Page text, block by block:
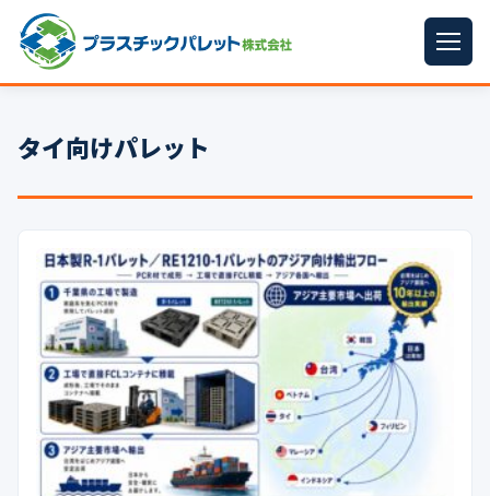
パレットサイズ
プラパレット ▼
コンテナ
中古パレット
再生原料
梱包資材
イラン情勢まとめ
タイ向けパレット